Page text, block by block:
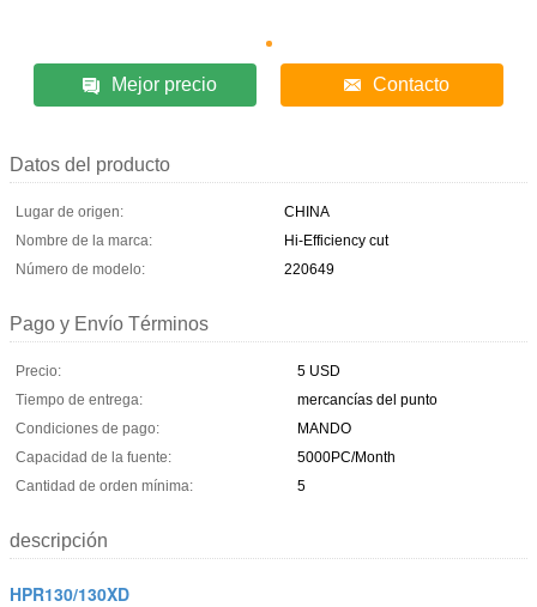
Mejor precio Contacto
Datos del producto
Lugar de origen:
CHINA
Nombre de la marca:
Hi-Efficiency cut
Número de modelo:
220649
Pago y Envío Términos
Precio:
5 USD
Tiempo de entrega:
mercancías del punto
Condiciones de pago:
MANDO
Capacidad de la fuente:
5000PC/Month
Cantidad de orden mínima:
5
descripción
HPR130/130XD